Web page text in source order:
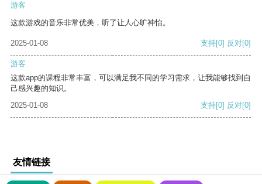
游客
这款游戏的音乐非常优美，听了让人心旷神怡。
2025-01-08 支持[0] 反对[0]
游客
这款app的课程非常丰富，可以满足我不同的学习需求，让我能够找到自
己感兴趣的知识。
2025-01-08
支持[0] 反对[0]
友情链接